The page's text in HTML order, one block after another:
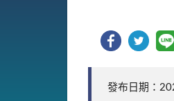
發布日期：